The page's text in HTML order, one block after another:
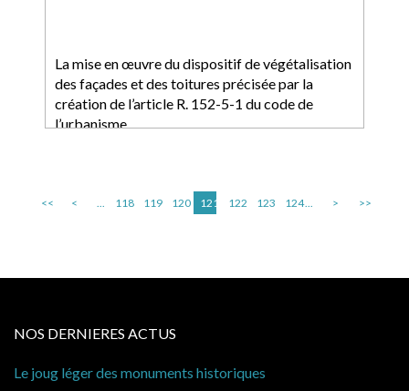
La mise en œuvre du dispositif de végétalisation
des façades et des toitures précisée par la
création de l’article R. 152-5-1 du code de
l’urbanisme
<< < ... 118 119 120 121 122 123 124... > >>
NOS DERNIERES ACTUS
historiques
Cabines de plage : le juge